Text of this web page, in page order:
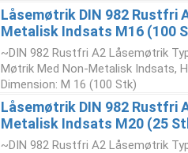
Låsemøtrik DIN 982 Rustfri
Metalisk Indsats M16 (100
~DIN 982 Rustfri A2 Låsemøtrik
Møtrik Med Non-Metalisk Indsats,
Dimension: M 16 (100 Stk)
Låsemøtrik DIN 982 Rustfri
Metalisk Indsats M20 (25
~DIN 982 Rustfri A2 Låsemøtrik